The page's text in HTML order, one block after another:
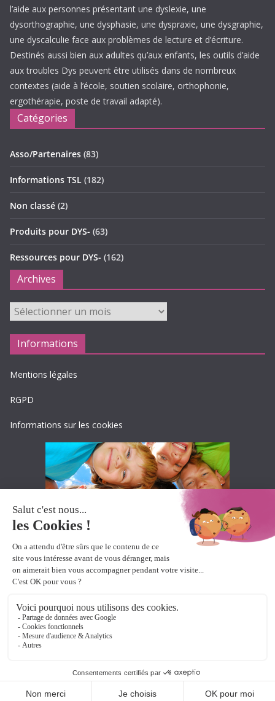
l’aide aux personnes présentant une dyslexie, une
dysorthographie, une dysphasie, une dyspraxie, une dysgraphie,
une dyscalculie face aux problèmes de lecture et d’écriture.
Destinés aussi bien aux adultes qu’aux enfants, les outils d’aide
aux troubles Dys peuvent être utilisés dans de nombreux
contextes (aide à l’école, soutien scolaire, orthophonie,
ergothérapie, poste de travail adapté).
Catégories
Asso/Partenaires (83)
Informations TSL (182)
Non classé (2)
Produits pour DYS- (63)
Ressources pour DYS- (162)
Archives
Archives
Informations
Mentions légales
RGPD
Informations sur les cookies
AccueilProduits pour DYS-Ressources pour DYS-
Copyright © 2026Lexidys . All rights reserved.
Theme:ColorMag Proby ThemeGrill. Powered byWordPress.